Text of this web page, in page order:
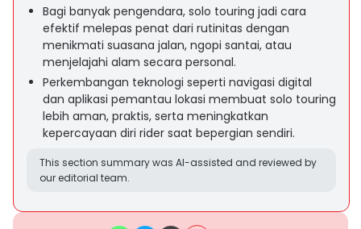
Bagi banyak pengendara, solo touring jadi cara
efektif melepas penat dari rutinitas dengan
menikmati suasana jalan, ngopi santai, atau
menjelajahi alam secara personal.
Perkembangan teknologi seperti navigasi digital
dan aplikasi pemantau lokasi membuat solo touring
lebih aman, praktis, serta meningkatkan
kepercayaan diri rider saat bepergian sendiri.
This section summary was AI-assisted and reviewed by
our editorial team.